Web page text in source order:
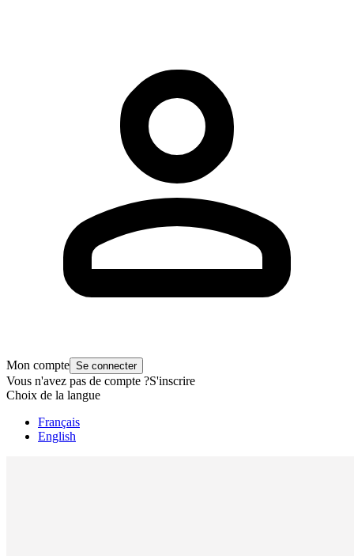
Mon compte Se connecter
Vous n'avez pas de compte ?S'inscrire
Choix de la langue
Français
English